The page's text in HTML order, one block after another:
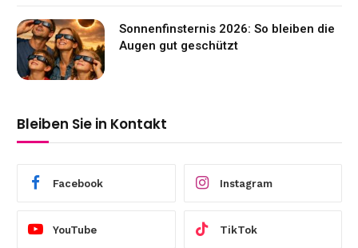
Sonnenfinsternis 2026: So bleiben die
Augen gut geschützt
Bleiben Sie in Kontakt
Facebook Instagram
YouTube TikTok